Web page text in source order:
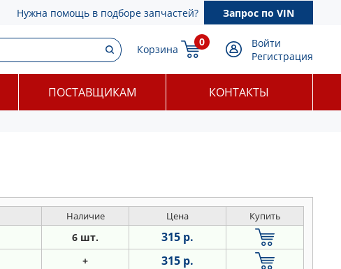
Нужна помощь в подборе запчастей? Запрос по VIN
Корзина
0
Войти
Регистрация
ПОСТАВЩИКАМ КОНТАКТЫ
Наличие Цена Купить
6 шт. 315 р.
+ 315 р.